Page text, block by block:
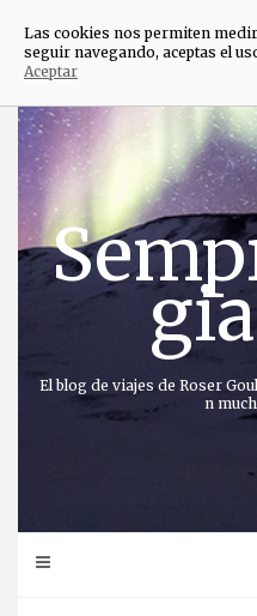
Saltar
contenido
El blog de viajes de Roser
n
Las cookies nos permiten
seguir navegando, aceptas el
Aceptar